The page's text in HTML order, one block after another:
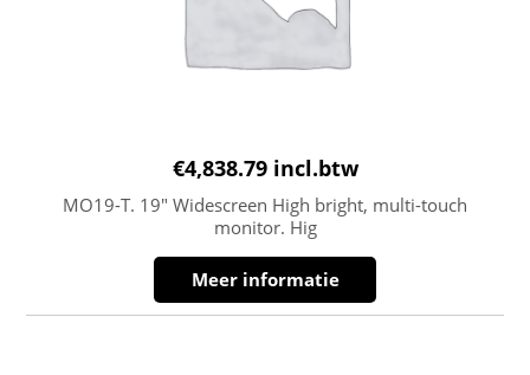
€4,838.79 incl.btw
MO19-T. 19″ Widescreen High bright, multi-touch
monitor. Hig
Meer informatie